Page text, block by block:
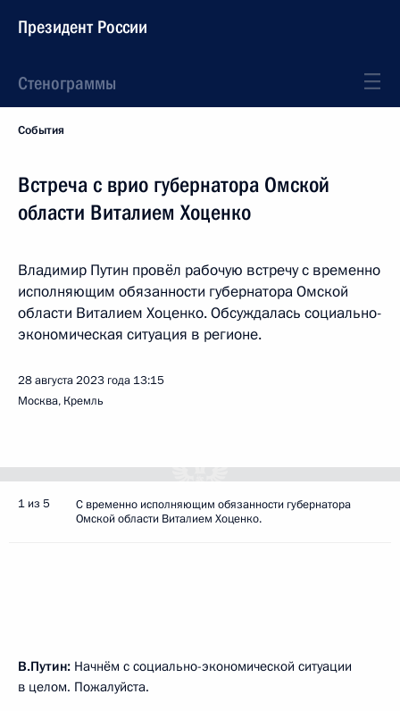
Президент России
Стенограммы
События
Встреча с врио губернатора Омской
области Виталием Хоценко
Владимир Путин провёл рабочую встречу с временно
исполняющим обязанности губернатора Омской
области Виталием Хоценко. Обсуждалась социально-
экономическая ситуация в регионе.
28 августа 2023 года 13:15
Москва, Кремль
1 из 5
С временно исполняющим обязанности губернатора
Омской области Виталием Хоценко.
В.Путин: Начнём с социально-экономической ситуации
в целом. Пожалуйста.